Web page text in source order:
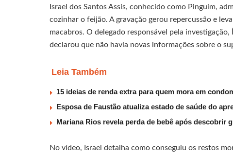
Israel dos Santos Assis, conhecido como Pinguim,
cozinhar o feijão. A gravação gerou repercussão e
macabros. O delegado responsável pela
declarou que não havia novas informações sobre o
Leia Também
15 ideias de renda extra para quem mora em
Esposa de Faustão atualiza estado de saúde do
Mariana Rios revela perda de bebê após descobrir
No vídeo, Israel detalha como conseguiu os restos